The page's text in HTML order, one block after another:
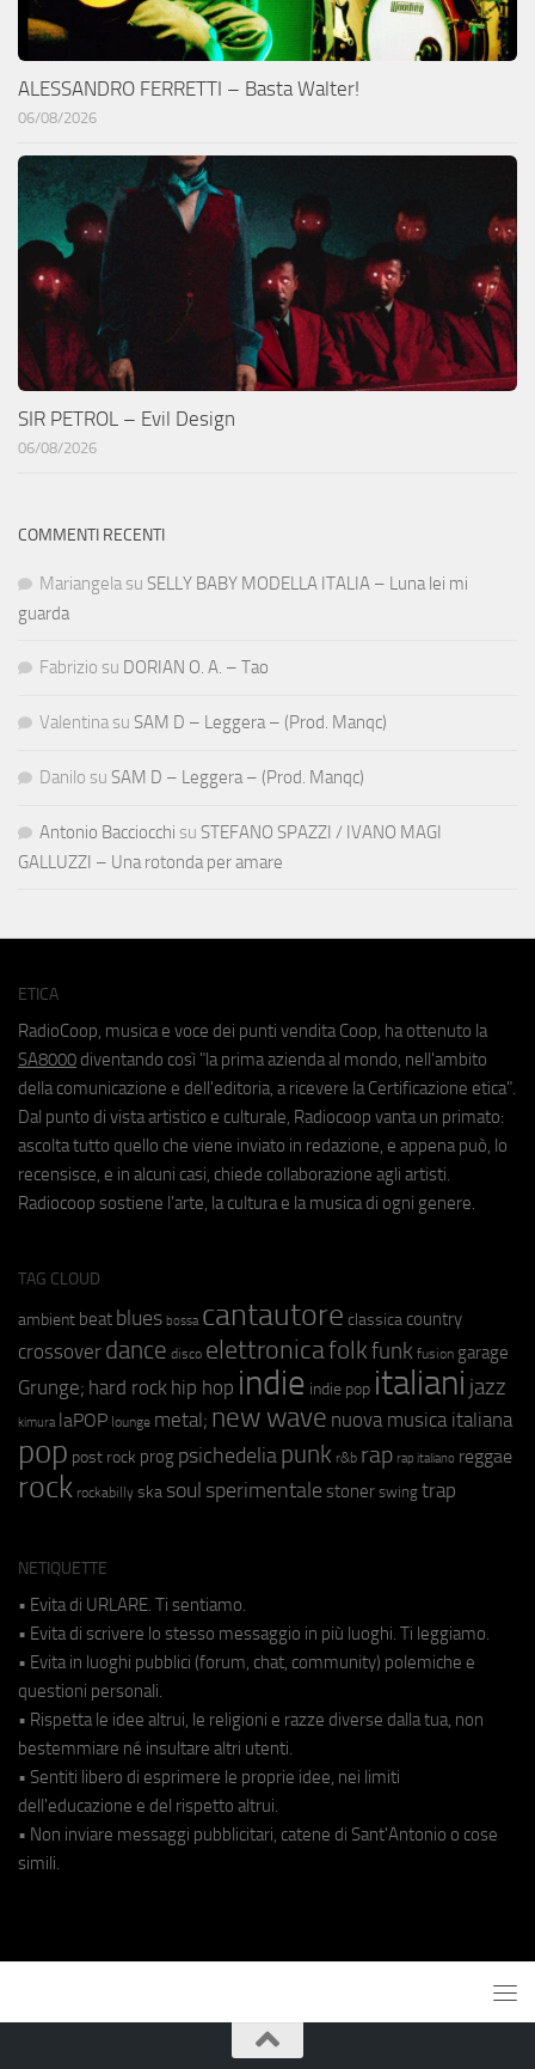
ALESSANDRO FERRETTI – Basta Walter!
06/08/2026
SIR PETROL – Evil Design
06/08/2026
COMMENTI RECENTI
Mariangela su SELLY BABY MODELLA ITALIA – Luna lei mi
guarda
Fabrizio su DORIAN O. A. – Tao
Valentina su SAM D – Leggera – (Prod. Manqc)
Danilo su SAM D – Leggera – (Prod. Manqc)
Antonio Bacciocchi su STEFANO SPAZZI / IVANO MAGI
GALLUZZI – Una rotonda per amare
ETICA
RadioCoop, musica e voce dei punti vendita Coop, ha ottenuto la
SA8000 diventando così "la prima azienda al mondo, nell'ambito
della comunicazione e dell'editoria, a ricevere la Certificazione etica".
Dal punto di vista artistico e culturale, Radiocoop vanta un primato:
ascolta tutto quello che viene inviato in redazione, e appena può, lo
recensisce, e in alcuni casi, chiede collaborazione agli artisti.
Radiocoop sostiene l'arte, la cultura e la musica di ogni genere.
TAG CLOUD
ambient beat blues bossa cantautore classica country
crossover dance disco elettronicafolkfunk fusion garage
Grunge; hard rock hip hop indie indie pop italiani jazz
kimura laPOP lounge metal; new wave nuova musica italiana
pop post rock prog psichedeliapunk r&b rap rap italiano reggae
rock rockabilly ska soul sperimentale stoner swing trap
NETIQUETTE
• Evita di URLARE. Ti sentiamo.
• Evita di scrivere lo stesso messaggio in più luoghi. Ti leggiamo.
• Evita in luoghi pubblici (forum, chat, community) polemiche e
questioni personali.
• Rispetta le idee altrui, le religioni e razze diverse dalla tua, non
bestemmiare né insultare altri utenti.
• Sentiti libero di esprimere le proprie idee, nei limiti
dell'educazione e del rispetto altrui.
• Non inviare messaggi pubblicitari, catene di Sant'Antonio o cose
simili.